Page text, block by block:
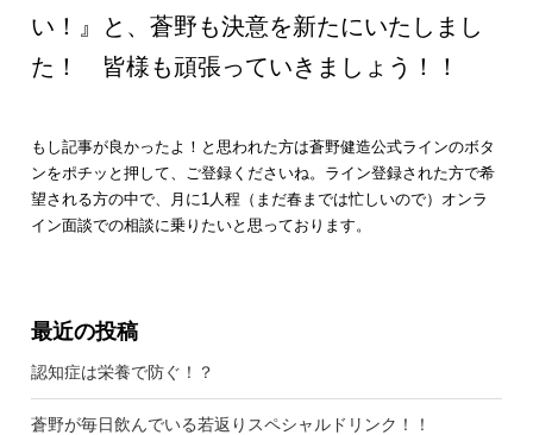
い！』と、蒼野も決意を新たにいたしまし
た！ 皆様も頑張っていきましょう！！
もし記事が良かったよ！と思われた方は蒼野健造公式ラインのボタ
ンをポチッと押して、ご登録くださいね。ライン登録された方で希
望される方の中で、月に1人程（まだ春までは忙しいので）オンラ
イン面談での相談に乗りたいと思っております。
最近の投稿
認知症は栄養で防ぐ！？
蒼野が毎日飲んでいる若返りスペシャルドリンク！！